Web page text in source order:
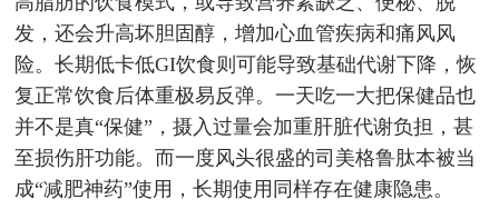
发，还会升高坏胆固醇，增加心血管疾病和痛风风
险。长期低卡低GI饮食则可能导致基础代谢下降，恢
复正常饮食后体重极易反弹。一天吃一大把保健品也
并不是真“保健”，摄入过量会加重肝脏代谢负担，甚
至损伤肝功能。而一度风头很盛的司美格鲁肽本被当
成“减肥神药”使用，长期使用同样存在健康隐患。